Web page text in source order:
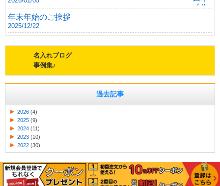
年末年始のご挨拶
2025/12/22
名入れブログ
事例集♪
過去記事
2026 (4)
2025 (9)
2024 (11)
2023 (10)
2022 (30)